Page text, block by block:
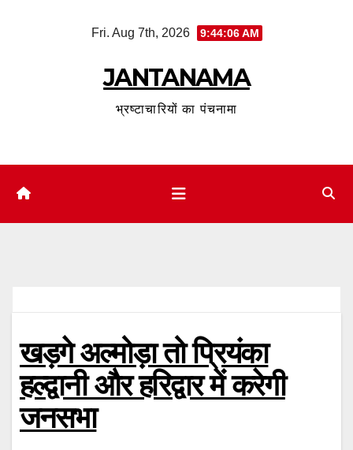
Fri. Aug 7th, 2026 9:44:07 AM
JANTANAMA
भ्रष्टाचारियों का पंचनामा
खड़गे अल्मोड़ा तो प्रियंका
हल्द्वानी और हरिद्वार में करेगी
जनसभा